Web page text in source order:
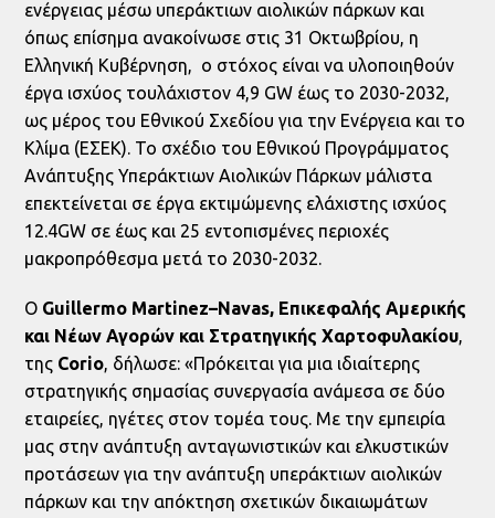
ενέργειας μέσω υπεράκτιων αιολικών πάρκων και
όπως επίσημα ανακοίνωσε στις 31 Οκτωβρίου, η
Ελληνική Κυβέρνηση, ο στόχος είναι να υλοποιηθούν
έργα ισχύος τουλάχιστον 4,9 GW έως το 2030-2032,
ως μέρος του Εθνικού Σχεδίου για την Ενέργεια και το
Κλίμα (ΕΣΕΚ). Το σχέδιο του Εθνικού Προγράμματος
Ανάπτυξης Υπεράκτιων Αιολικών Πάρκων μάλιστα
επεκτείνεται σε έργα εκτιμώμενης ελάχιστης ισχύος
12.4GW σε έως και 25 εντοπισμένες περιοχές
μακροπρόθεσμα μετά το 2030-2032.
Ο Guillermo Martinez–Navas, Επικεφαλής Αμερικής
και Νέων Αγορών και Στρατηγικής Χαρτοφυλακίου,
της Corio, δήλωσε: «Πρόκειται για μια ιδιαίτερης
στρατηγικής σημασίας συνεργασία ανάμεσα σε δύο
εταιρείες, ηγέτες στον τομέα τους. Με την εμπειρία
μας στην ανάπτυξη ανταγωνιστικών και ελκυστικών
προτάσεων για την ανάπτυξη υπεράκτιων αιολικών
πάρκων και την απόκτηση σχετικών δικαιωμάτων